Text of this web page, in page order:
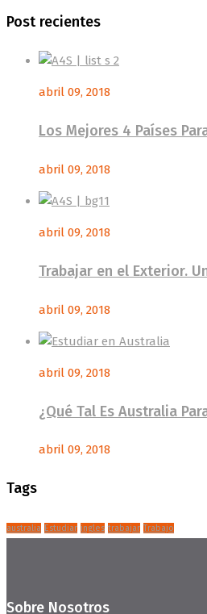
Post recientes
abril 09, 2018
Los Mejores 4 Países
abril 09, 2018
abril 09, 2018
Trabajar en el Exterior.
abril 09, 2018
abril 09, 2018
¿Qué Tal Es Australia
abril 09, 2018
Tags
australia Estudiar ingles trabajar Trabajo
Sobre Nosotros